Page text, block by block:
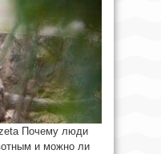
Почему люди
и можно ли